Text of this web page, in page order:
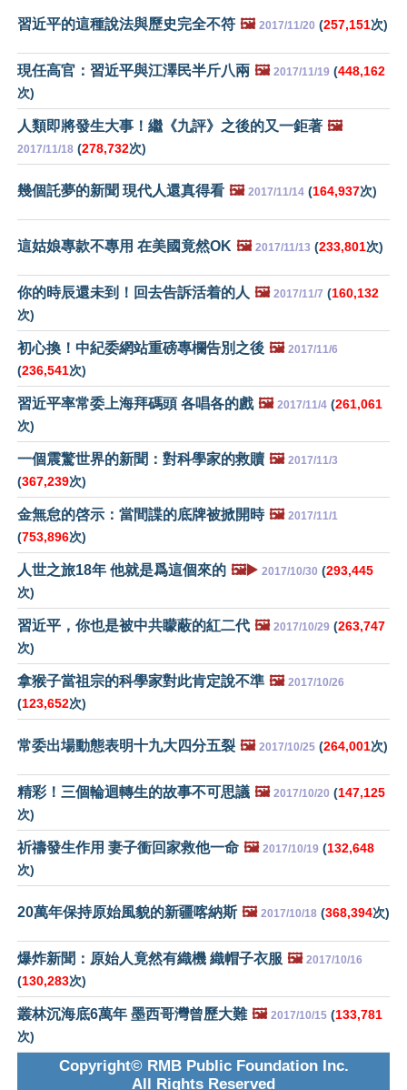
習近平的這種說法與歷史完全不符 🖼️ 2017/11/20 (257,151次)
現任高官：習近平與江澤民半斤八兩 🖼️ 2017/11/19 (448,162
次)
人類即將發生大事！繼《九評》之後的又一鉅著 🖼️
2017/11/18 (278,732次)
幾個託夢的新聞 現代人還真得看 🖼️ 2017/11/14 (164,937次)
這姑娘專款不專用 在美國竟然OK 🖼️ 2017/11/13 (233,801次)
你的時辰還未到！回去告訴活着的人 🖼️ 2017/11/7 (160,132
次)
初心換！中紀委網站重磅專欄告別之後 🖼️ 2017/11/6
(236,541次)
習近平率常委上海拜碼頭 各唱各的戲 🖼️ 2017/11/4 (261,061
次)
一個震驚世界的新聞：對科學家的救贖 🖼️ 2017/11/3
(367,239次)
金無怠的啓示：當間諜的底牌被掀開時 🖼️ 2017/11/1
(753,896次)
人世之旅18年 他就是爲這個來的 🖼️▶️ 2017/10/30 (293,445
次)
習近平，你也是被中共矇蔽的紅二代 🖼️ 2017/10/29 (263,747
次)
拿猴子當祖宗的科學家對此肯定說不準 🖼️ 2017/10/26
(123,652次)
常委出場動態表明十九大四分五裂 🖼️ 2017/10/25 (264,001次)
精彩！三個輪迴轉生的故事不可思議 🖼️ 2017/10/20 (147,125
次)
祈禱發生作用 妻子衝回家救他一命 🖼️ 2017/10/19 (132,648
次)
20萬年保持原始風貌的新疆喀納斯 🖼️ 2017/10/18 (368,394次)
爆炸新聞：原始人竟然有織機 織帽子衣服 🖼️ 2017/10/16
(130,283次)
叢林沉海底6萬年 墨西哥灣曾歷大難 🖼️ 2017/10/15 (133,781
次)
Copyright© RMB Public Foundation Inc.
All Rights Reserved